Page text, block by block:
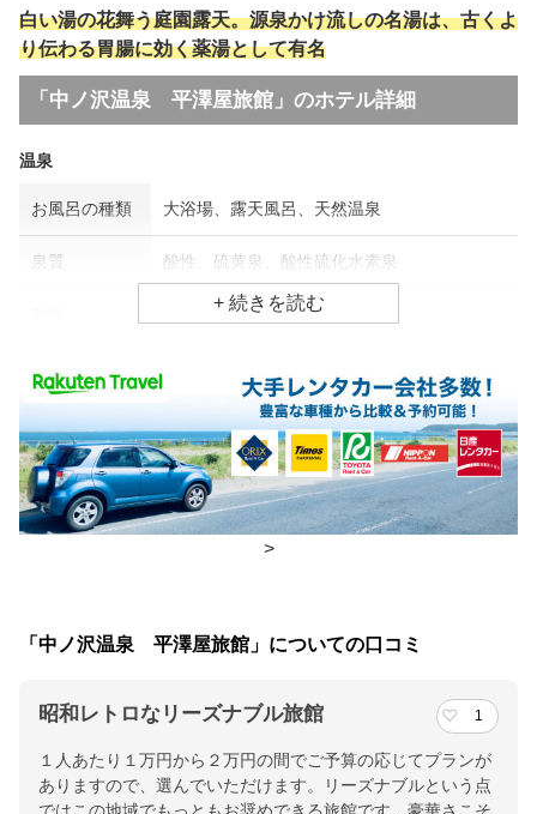
白い湯の花舞う庭園露天。源泉かけ流しの名湯は、古くよ
り伝わる胃腸に効く薬湯として有名
「中ノ沢温泉 平澤屋旅館」のホテル詳細
温泉
お風呂の種類 大浴場、露天風呂、天然温泉
泉質 酸性、硫黄泉、酸性硫化水素泉
胃腸病、糖尿病、皮膚病
食事場所
朝食 広間
夕食 広間、食事処
チェックイン・チェックアウト時間
チェックアウ
10:00
磐越西線猪苗代駅より路線バス30分「中ノ沢温泉下」／(東京よ
り)東北道磐梯熱海IC→母成グリーンライン経由中ノ沢温泉
>
「中ノ沢温泉 平澤屋旅館」についての口コミ
昭和レトロなリーズナブル旅館 1
１人あたり１万円から２万円の間でご予算の応じてプランが
ありますので、選んでいただけます。リーズナブルという点